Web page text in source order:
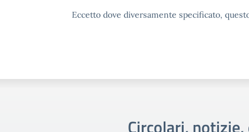
Eccetto dove diversamente specificato,